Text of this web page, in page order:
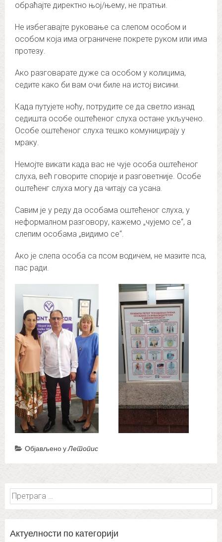
обраћајте директно њој/њему, не пратњи.
Не избегавајте руковање са слепом особом и
особом која има ограничене покрете руком или има
протезу.
Ако разговарате дуже са особом у колицима,
седите како би вам очи биле на истој висини.
Када путујете ноћу, потрудите се да светло изнад
седишта особе оштећеног слуха остане укључено.
Особе оштећеног слуха тешко комуницирају у
мраку.
Немојте викати када вас не чује особа оштећеног
слуха, већ говорите спорије и разговетније. Особе
оштећенг слуха могу да читају са усана.
Савим је у реду да особама оштећеног слуха, у
неформалном разговору, кажемо „чујемо се“, а
слепим особама „видимо се“.
Ако је слепа особа са псом водичем, не мазите пса,
пас ради.
Објављено уЛетопис
Претрага
за:
Актуелности по категорији